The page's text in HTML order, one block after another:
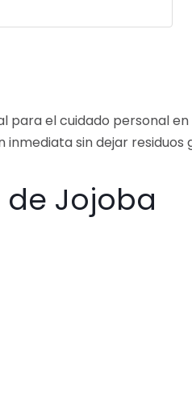
para el cuidado personal en
sin dejar residuos
de Jojoba